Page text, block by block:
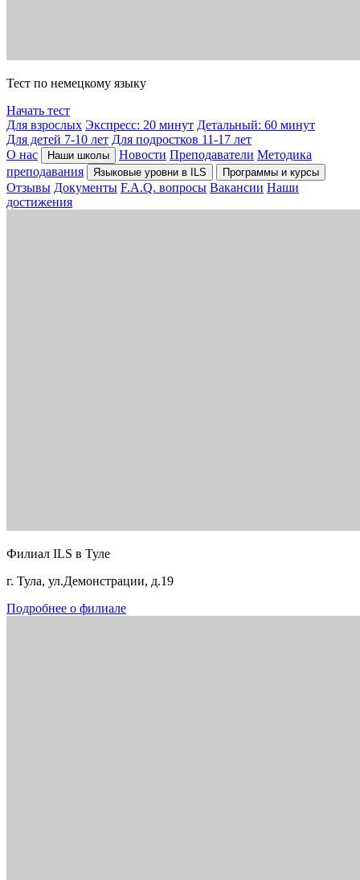
Тест по немецкому языку
Начать тест
Для взрослых Экспресс: 20 минут Детальный: 60 минут
Для детей 7-10 лет Для подростков 11-17 лет
О нас
Наши школы Новости Преподаватели Методика
преподавания
Языковые уровни в ILS Программы и курсы
Отзывы Документы F.A.Q. вопросы Вакансии Наши
достижения
Филиал ILS в Туле
г. Тула, ул.Демонстрации, д.19
Подробнее о филиале